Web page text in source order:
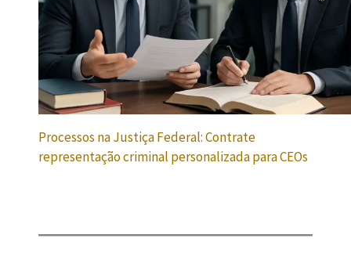
Processos na Justiça Federal: Contrate
representação criminal personalizada para CEOs